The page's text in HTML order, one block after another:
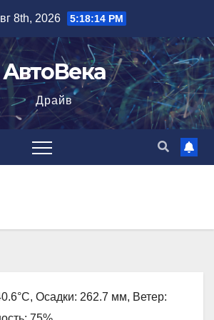
8th, 2026 5:18:15 PM
АвтоВека
Драйв
Осадки: 262.7 мм, Ветер: